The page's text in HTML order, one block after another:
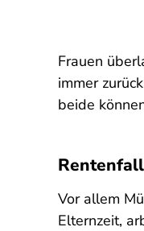
Frauen
immer
beide
Vor allem
Elternzeit,